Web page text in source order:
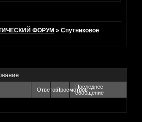
ФОРУМ »Спутниковое
ОтветовПросмотровПоследнее
сообщение